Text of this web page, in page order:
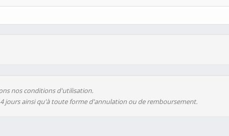
nos conditions d'utilisation.
jours ainsi qu'à toute forme d'annulation ou de remboursement.